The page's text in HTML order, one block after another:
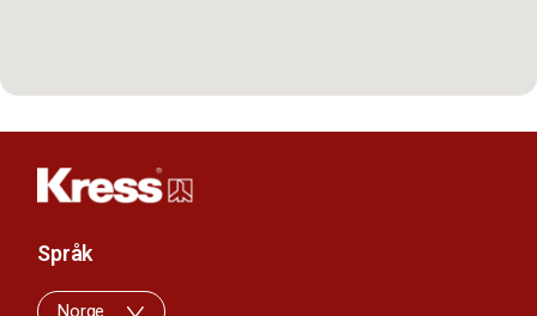
Språk
Norge